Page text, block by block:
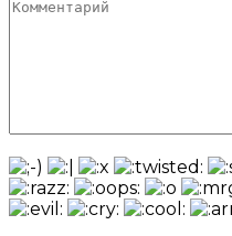
Комментарий